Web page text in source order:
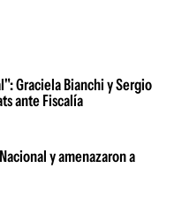
Graciela Bianchi y Sergio
ante Fiscalía
y amenazaron a